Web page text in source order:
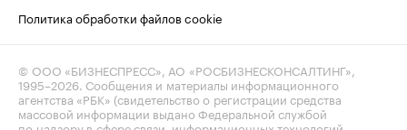
Политика обработки файлов cookie
© ООО «БИЗНЕСПРЕСС», АО «РОСБИЗНЕСКОНСАЛТИНГ»,
1995–2026. Сообщения и материалы информационного
агентства «РБК» (свидетельство о регистрации средства
массовой информации выдано Федеральной службой